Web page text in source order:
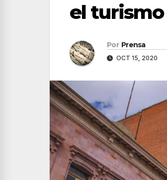
el turismo
Por Prensa
OCT 15, 2020